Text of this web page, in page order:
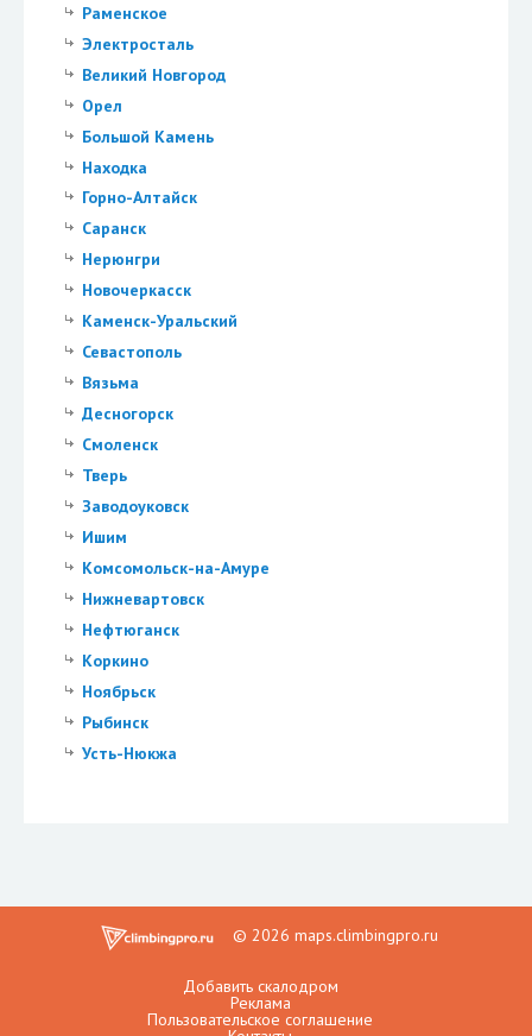
Раменское
Электросталь
Великий Новгород
Орел
Большой Камень
Находка
Горно-Алтайск
Саранск
Нерюнгри
Новочеркасск
Каменск-Уральский
Севастополь
Вязьма
Десногорск
Смоленск
Тверь
Заводоуковск
Ишим
Комсомольск-на-Амуре
Нижневартовск
Нефтюганск
Коркино
Ноябрьск
Рыбинск
Усть-Нюкжа
© 2026 maps.climbingpro.ru
Добавить скалодром
Реклама
Пользовательское соглашение